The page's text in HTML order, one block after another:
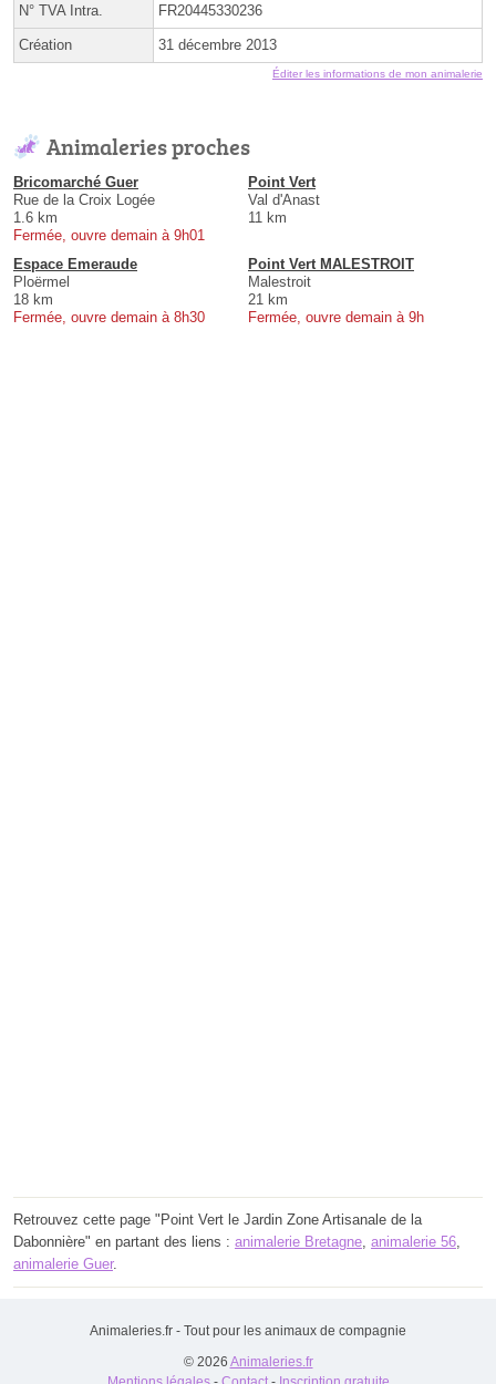
N° TVA Intra. FR20445330236
Création 31 décembre 2013
Éditer les informations de mon animalerie
Animaleries proches
Bricomarché Guer
Rue de la Croix Logée
1.6 km
Fermée, ouvre demain à 9h01
Point Vert
Val d'Anast
11 km
Espace Emeraude
Ploërmel
18 km
Fermée, ouvre demain à 8h30
Point Vert MALESTROIT
Malestroit
21 km
Fermée, ouvre demain à 9h
Retrouvez cette page "Point Vert le Jardin Zone Artisanale de la
Dabonnière" en partant des liens : animalerie Bretagne animalerie 56
animalerie Guer.
Animaleries.fr - Tout pour les animaux de compagnie
© 2026 Animaleries.fr